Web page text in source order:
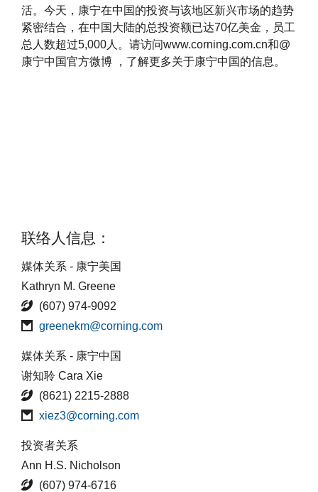
活。今天，康宁在中国的投资与该地区新兴市场的趋势
紧密结合，在中国大陆的总投资额已达70亿美金，员工
总人数超过5,000人。请访问www.corning.com.cn和@
康宁中国官方微博 ，了解更多关于康宁中国的信息。
联络人信息：
媒体关系 - 康宁美国
Kathryn M. Greene
(607) 974-9092
greenekm@corning.com
媒体关系 - 康宁中国
谢知聆 Cara Xie
(8621) 2215-2888
xiez3@corning.com
投资者关系
Ann H.S. Nicholson
(607) 974-6716